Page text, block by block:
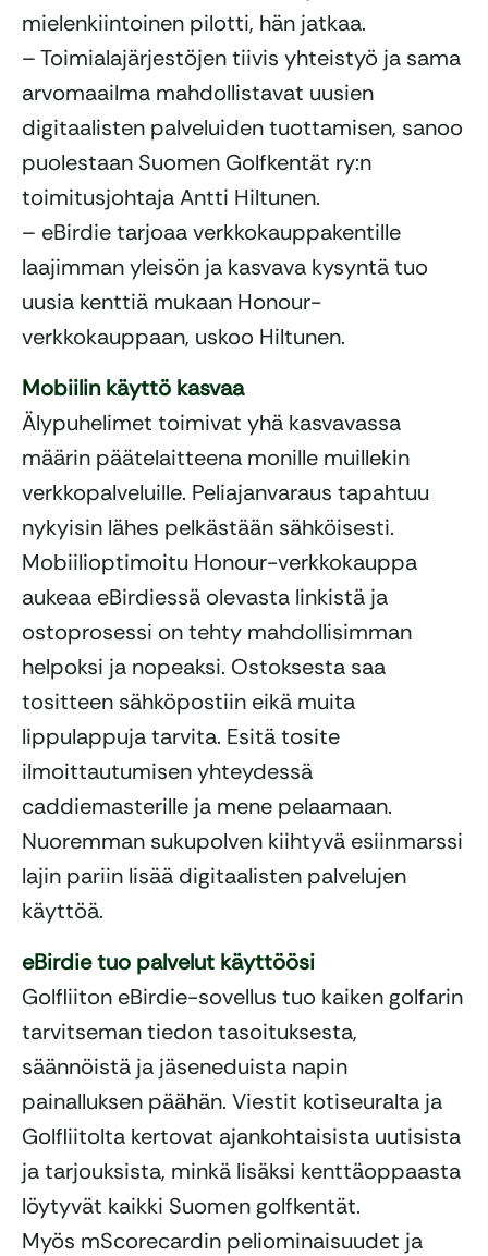
mielenkiintoinen pilotti, hän jatkaa.
– Toimialajärjestöjen tiivis yhteistyö ja sama
arvomaailma mahdollistavat uusien
digitaalisten palveluiden tuottamisen, sanoo
puolestaan Suomen Golfkentät ry:n
toimitusjohtaja Antti Hiltunen.
– eBirdie tarjoaa verkkokauppakentille
laajimman yleisön ja kasvava kysyntä tuo
uusia kenttiä mukaan Honour-
verkkokauppaan, uskoo Hiltunen.
Mobiilin käyttö kasvaa
Älypuhelimet toimivat yhä kasvavassa
määrin päätelaitteena monille muillekin
verkkopalveluille. Peliajanvaraus tapahtuu
nykyisin lähes pelkästään sähköisesti.
Mobiilioptimoitu Honour-verkkokauppa
aukeaa eBirdiessä olevasta linkistä ja
ostoprosessi on tehty mahdollisimman
helpoksi ja nopeaksi. Ostoksesta saa
tositteen sähköpostiin eikä muita
lippulappuja tarvita. Esitä tosite
ilmoittautumisen yhteydessä
caddiemasterille ja mene pelaamaan.
Nuoremman sukupolven kiihtyvä esiinmarssi
lajin pariin lisää digitaalisten palvelujen
käyttöä.
eBirdie tuo palvelut käyttöösi
Golfliiton eBirdie-sovellus tuo kaiken golfarin
tarvitseman tiedon tasoituksesta,
säännöistä ja jäseneduista napin
painalluksen päähän. Viestit kotiseuralta ja
Golfliitolta kertovat ajankohtaisista uutisista
ja tarjouksista, minkä lisäksi kenttäoppaasta
löytyvät kaikki Suomen golfkentät.
Myös mScorecardin peliominaisuudet ja